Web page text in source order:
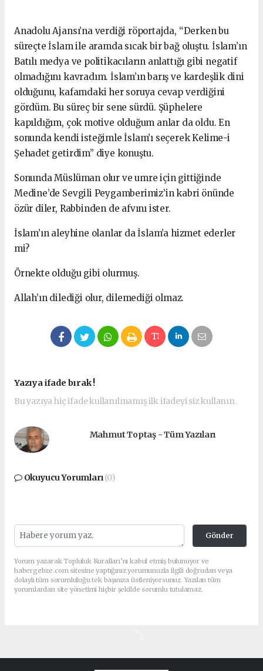
Anadolu Ajansı’na verdiği röportajda, “Derken bu
süreçte İslam ile aramda sıcak bir bağ oluştu. İslam’ın
Batılı medya ve politikacıların anlattığı gibi negatif
olmadığını kavradım. İslam’ın barış ve kardeşlik dini
olduğunu, kafamdaki her soruya cevap verdiğini
gördüm. Bu süreç bir sene sürdü. Şüphelere
kapıldığım, çok motive olduğum anlar da oldu. En
sonunda kendi isteğimle İslam’ı seçerek Kelime-i
Şehadet getirdim” diye konuştu.
Sonunda Müslüman olur ve umre için gittiğinde
Medine’de Sevgili Peygamberimiz’in kabri önünde
özür diler, Rabbinden de afvını ister.
İslam’ın aleyhine olanlar da İslam’a hizmet ederler
mi?
Örnekte olduğu gibi olurmuş.
Allah’ın dilediği olur, dilemediği olmaz.
Yazıya ifade bırak !
Bu yazıya hiç ifade kullanılmamış ilk ifadeyi siz kullanın.
Mahmut Toptaş - Tüm Yazıları
Okuyucu Yorumları(0)
Gönder
Yorum yazarak Topluluk Kuralları’nı kabul etmiş bulunuyor ve
habergebze.com sitesine yaptığınız yorumunuzla ilgili doğrudan veya
dolaylı tüm sorumluluğu tek başınıza üstleniyorsunuz. Yazılan tüm
yorumlardan site yönetimi hiçbir şekilde sorumlu tutulamaz.